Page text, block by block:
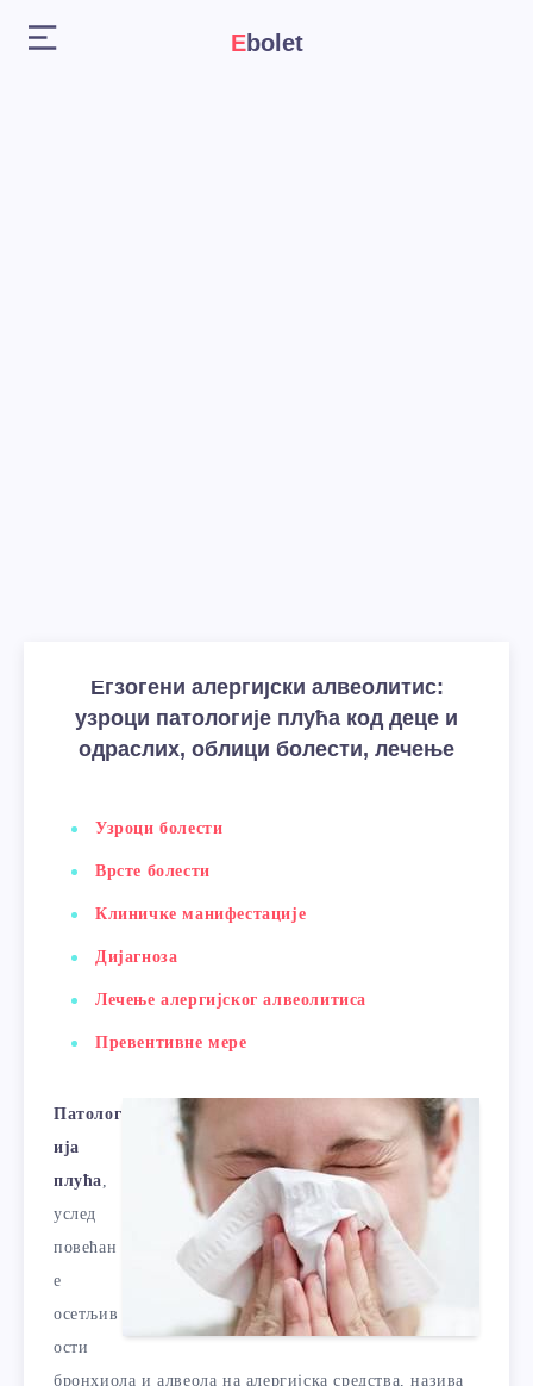
Ebolet
Егзогени алергијски алвеолитис:
узроци патологије плућа код деце и
одраслих, облици болести, лечење
Узроци болести
Врсте болести
Клиничке манифестације
Дијагноза
Лечење алергијског алвеолитиса
Превентивне мере
Патолог
ија
плућа,
услед
повећан
е
осетљив
ости
бронхиола и алвеола на алергијска средства, назива